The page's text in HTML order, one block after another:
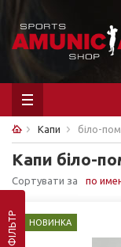
Капи біло-
Капи біло-
Сортувати за по
ФІЛЬТР НОВИНКА